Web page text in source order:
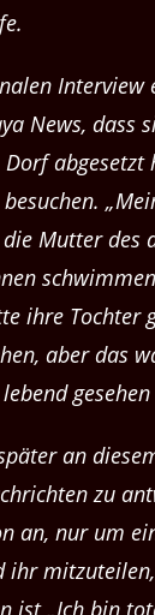
Interview
News, dass
abgesetzt
Mutter des
ihre Tochter
aber das
an
zu
an, nur um
ihr
ist „Ich bin